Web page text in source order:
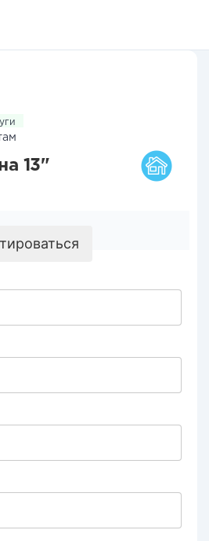
13"